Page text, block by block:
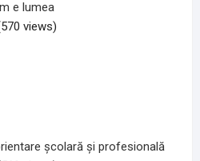
e lumea
views)
școlară și profesională